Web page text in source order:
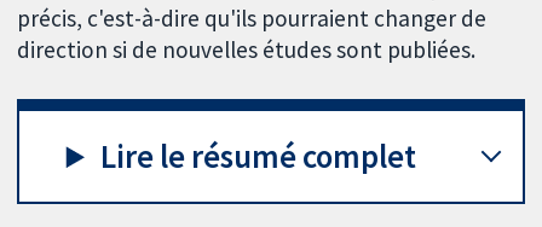
précis, c'est-à-dire qu'ils pourraient changer de
direction si de nouvelles études sont publiées.
Lire le résumé complet